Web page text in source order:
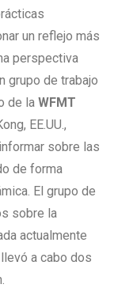
un reflejo más
perspectiva
grupo de trabajo
de la WFMT
EE.UU.,
sobre las
de forma
El grupo de
sobre la
actualmente
a cabo dos